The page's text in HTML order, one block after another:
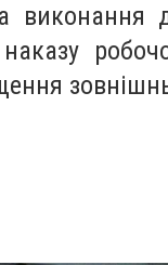
виконання
наказу